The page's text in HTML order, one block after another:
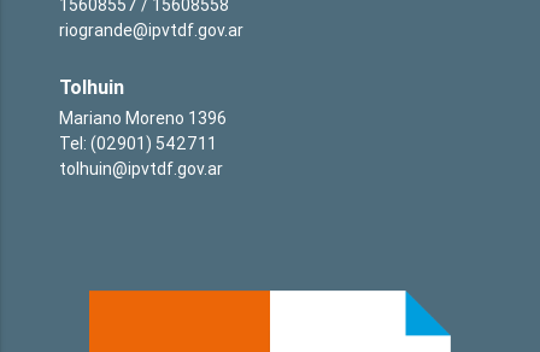
15608557 / 15608558
riogrande@ipvtdf.gov.ar
Tolhuin
Mariano Moreno 1396
Tel: (02901) 542711
tolhuin@ipvtdf.gov.ar